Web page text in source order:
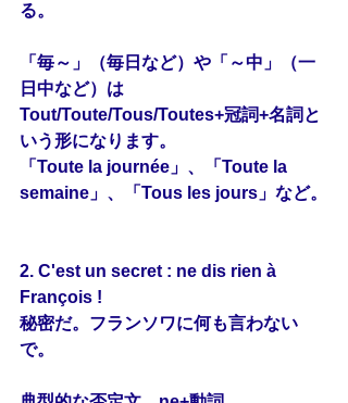
る。
「毎～」（毎日など）や「～中」（一
日中など）は
Tout/Toute/Tous/Toutes+冠詞+名詞と
いう形になります。
「Toute la journée」、「Toute la
semaine」、「Tous les jours」など。
2. C'est un secret : ne dis rien à
François !
秘密だ。フランソワに何も言わない
で。